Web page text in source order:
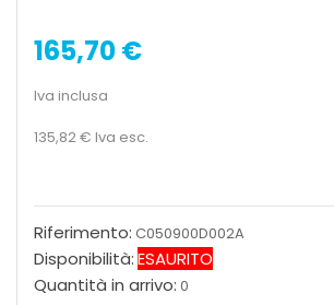
165,70 €
Iva inclusa
135,82 € Iva esc.
Riferimento: C050900D002A
Disponibilità:ESAURITO
Quantità in arrivo: 0